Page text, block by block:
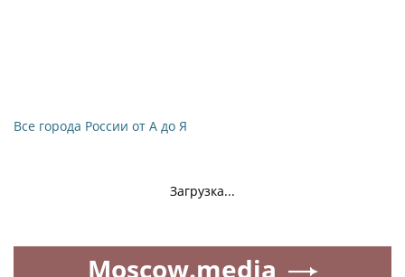
Все города России от А до Я
Загрузка...
Moscow.media